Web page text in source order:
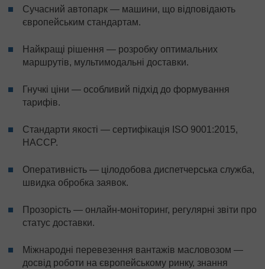
Сучасний автопарк — машини, що відповідають
європейським стандартам.
Найкращі рішення — розробку оптимальних
маршрутів, мультимодальні доставки.
Гнучкі ціни — особливий підхід до формування
тарифів.
Стандарти якості — сертифікація ISO 9001:2015,
HACCP.
Оперативність — цілодобова диспетчерська служба,
швидка обробка заявок.
Прозорість — онлайн-моніторинг, регулярні звіти про
статус доставки.
Міжнародні перевезення вантажів масловозом —
досвід роботи на європейському ринку, знання